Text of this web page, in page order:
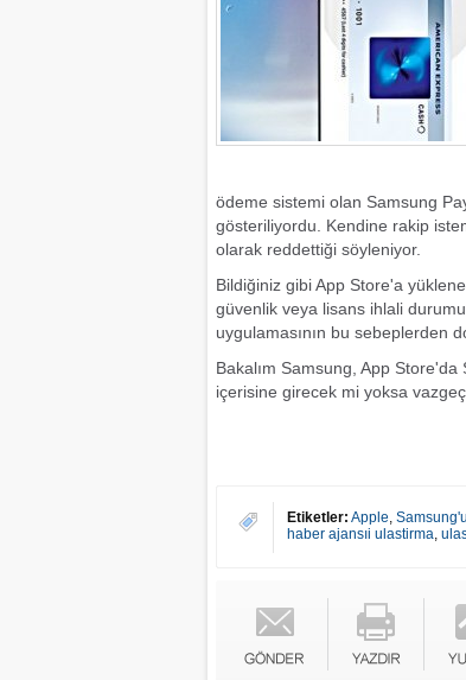
ödeme sistemi olan Samsung
gösteriliyordu. Kendine rakip
olarak reddettiği söyleniyor.
Bildiğiniz gibi App Store'a
güvenlik veya lisans ihlali
uygulamasının bu sebeplerden
Bakalım Samsung, App
içerisine girecek mi yoksa
Etiketler: Apple,
haber ajansıi ulastirma,